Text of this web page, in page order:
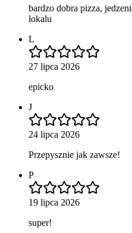
bardzo dobra pizza,
lokalu
L
27 lipca 2026
epicko
J
24 lipca 2026
Przepysznie jak zawsze!
P
19 lipca 2026
super!